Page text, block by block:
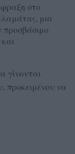
στο
μια
προσβάσιμο
γίνονται
προκειμένου να